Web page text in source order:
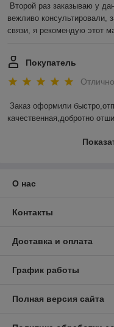
Второй раз заказываю у
вежливо консультировали,
связи, я рекомендую этот
Покупатель
Отлично
Заказ оформили
качественная,добротно
О нас
Контакты
Доставка и оплата
График работы
Полная версия сайта